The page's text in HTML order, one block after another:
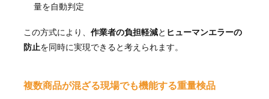
量を自動判定
この方式により、 作業者の負担軽減と ヒューマンエラーの
防止を同時に実現できると考えられます。
複数商品が混ざる現場でも機能する重量検品